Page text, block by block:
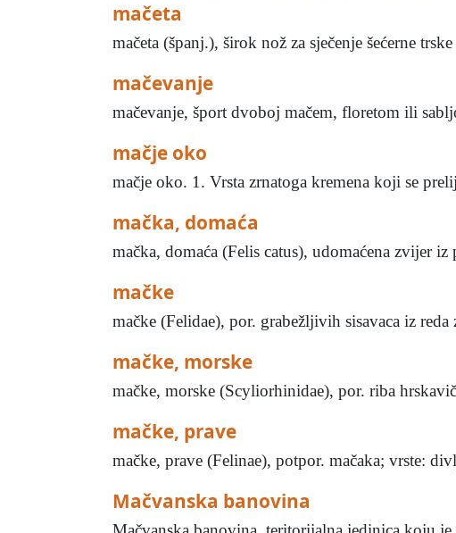
mačeta
mačeta (španj.), širok nož za sječenje šećerne
mačevanje
mačevanje, šport dvoboj mačem, floretom ili
mačje oko
mačje oko. 1. Vrsta zrnatoga kremena koji se
mačka, domaća
mačka, domaća (Felis catus), udomaćena zvijer
mačke
mačke (Felidae), por. grabežljivih sisavaca iz
mačke, morske
mačke, morske (Scyliorhinidae), por. riba
mačke, prave
mačke, prave (Felinae), potpor. mačaka; vrste:
Mačvanska banovina